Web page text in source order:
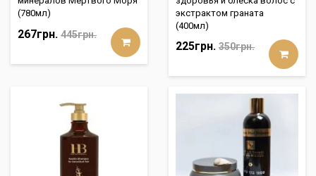
(780мл)
267грн. 445грн.
экстрактом граната
(400мл)
225грн. 350грн.